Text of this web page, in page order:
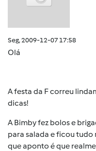
Seg, 2009-12-07 17:58
Olá
A festa da F correu
dicas!
A Bimby fez bolos e
para salada e ficou
que aponto é que